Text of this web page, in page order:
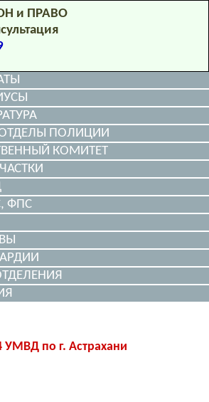
и ПРАВО
ПОЛИЦИИ
КОМИТЕТ
ФПС
по г. Астрахани